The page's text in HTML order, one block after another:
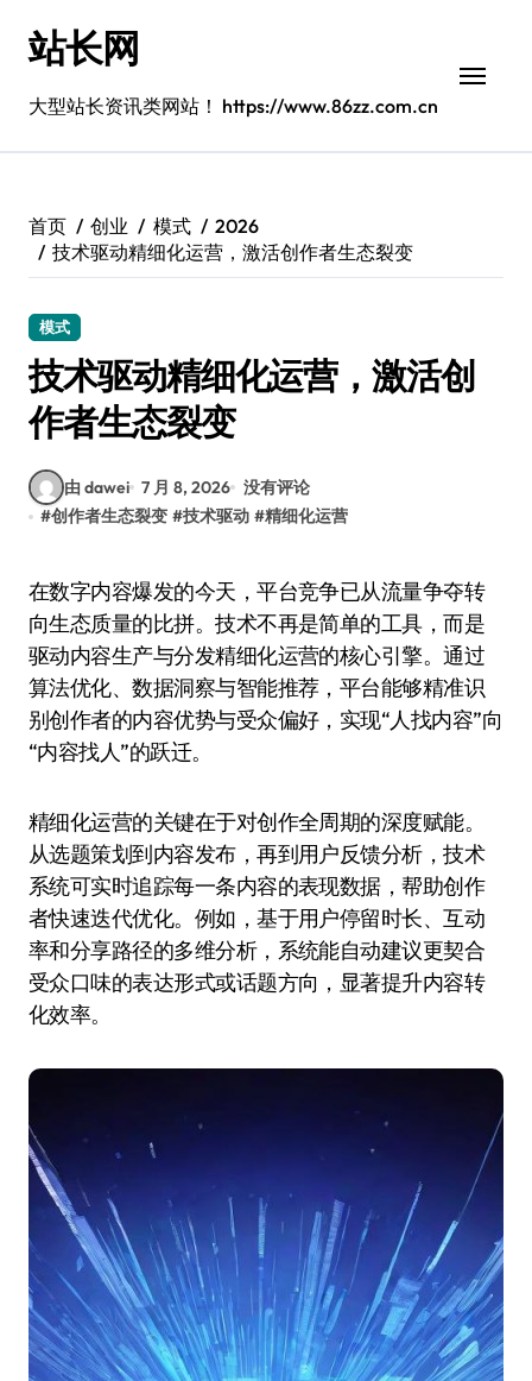
站长网
大型站长资讯类网站！ https://www.86zz.com.cn
首页 创业 模式
2026
技术驱动精细化运营，激活创作者生态裂变
模式
技术驱动精细化运营，激活创
作者生态裂变
由 dawei 7 月 8, 2026 没有评论
#创作者生态裂变 #技术驱动 #精细化运营
在数字内容爆发的今天，平台竞争已从流量争夺转
向生态质量的比拼。技术不再是简单的工具，而是
驱动内容生产与分发精细化运营的核心引擎。通过
算法优化、数据洞察与智能推荐，平台能够精准识
别创作者的内容优势与受众偏好，实现“人找内容”向
“内容找人”的跃迁。
精细化运营的关键在于对创作全周期的深度赋能。
从选题策划到内容发布，再到用户反馈分析，技术
系统可实时追踪每一条内容的表现数据，帮助创作
者快速迭代优化。例如，基于用户停留时长、互动
率和分享路径的多维分析，系统能自动建议更契合
受众口味的表达形式或话题方向，显著提升内容转
化效率。